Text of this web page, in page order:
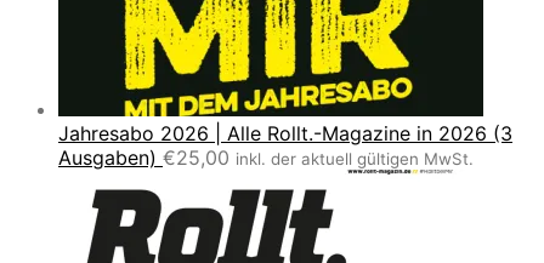
Jahresabo 2026 | Alle Rollt.-Magazine in 2026 (3
Ausgaben) €25,00 inkl. der aktuell gültigen MwSt.